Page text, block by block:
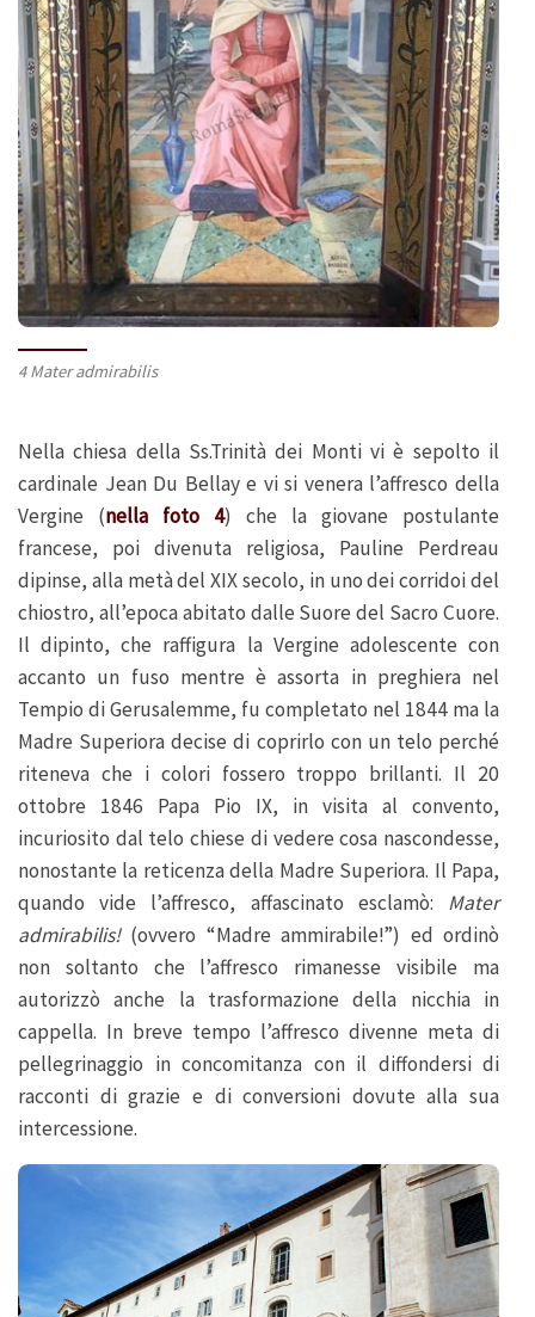
4 Mater admirabilis
Nella chiesa della Ss.Trinità dei Monti vi è sepolto il
cardinale Jean Du Bellay e vi si venera l’affresco della
Vergine (nella foto 4) che la giovane postulante
francese, poi divenuta religiosa, Pauline Perdreau
dipinse, alla metà del XIX secolo, in uno dei corridoi del
chiostro, all’epoca abitato dalle Suore del Sacro Cuore.
Il dipinto, che raffigura la Vergine adolescente con
accanto un fuso mentre è assorta in preghiera nel
Tempio di Gerusalemme, fu completato nel 1844 ma la
Madre Superiora decise di coprirlo con un telo perché
riteneva che i colori fossero troppo brillanti. Il 20
ottobre 1846 Papa Pio IX, in visita al convento,
incuriosito dal telo chiese di vedere cosa nascondesse,
nonostante la reticenza della Madre Superiora. Il Papa,
quando vide l’affresco, affascinato esclamò: Mater
admirabilis!(ovvero “Madre ammirabile!”) ed ordinò
non soltanto che l’affresco rimanesse visibile ma
autorizzò anche la trasformazione della nicchia in
cappella. In breve tempo l’affresco divenne meta di
pellegrinaggio in concomitanza con il diffondersi di
racconti di grazie e di conversioni dovute alla sua
intercessione.